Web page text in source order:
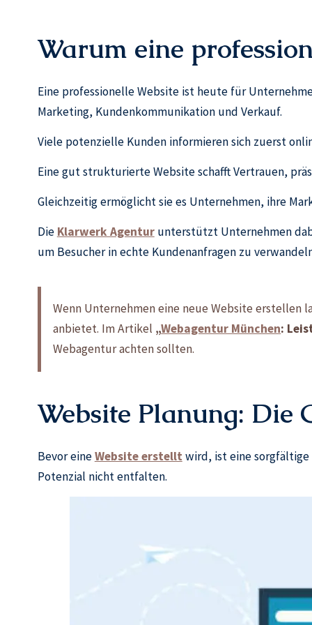
Warum eine
Eine professionelle Website ist heute für
Marketing, Kundenkommunikation und Verkauf.
Viele potenzielle Kunden informieren sich zuerst
Eine gut strukturierte Website schafft Vertrauen,
Gleichzeitig ermöglicht sie es Unternehmen, ihre
Die Klarwerk Agenturunterstützt Unternehmen
um Besucher in echte Kundenanfragen zu
Wenn Unternehmen eine neue Website erstellen
anbietet. Im Artikel „Webagentur München:
Webagentur achten sollten.
Website Planung: Die
Bevor eineWebsite erstellt wird, ist eine
Potenzial nicht entfalten.